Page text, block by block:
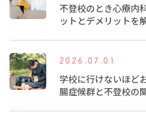
不登校のとき心療内
ットとデメリットを
2026.07.01
学校に行けないほど
腸症候群と不登校の